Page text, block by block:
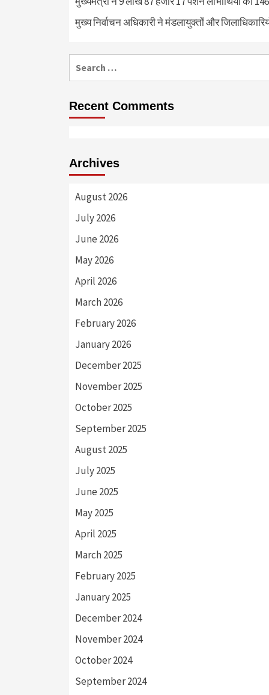
मुख्य निर्वाचन अधिकारी ने मंडलायुक्तों और
Recent Comments
Archives
August 2026
July 2026
June 2026
May 2026
April 2026
March 2026
February 2026
January 2026
December 2025
November 2025
October 2025
September 2025
August 2025
July 2025
June 2025
May 2025
April 2025
March 2025
February 2025
January 2025
December 2024
November 2024
October 2024
September 2024